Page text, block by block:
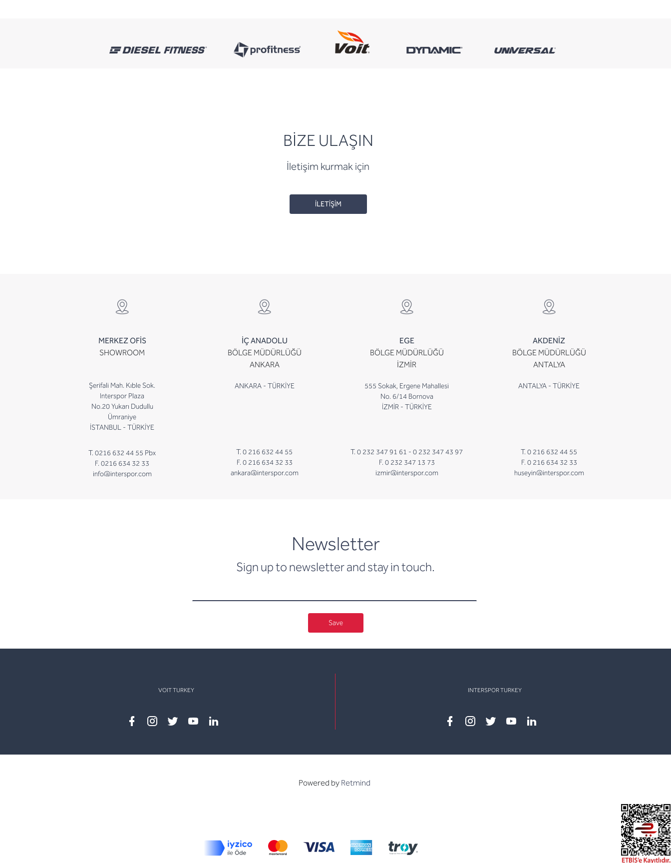
BİZE ULAŞIN
İletişim kurmak için
İLETİŞİM
MERKEZ OFİS
SHOWROOM
Şerifali Mah. Kıble Sok.
Interspor Plaza
No.20 Yukarı Dudullu
Ümraniye
İSTANBUL - TÜRKİYE
T. 0216 632 44 55 Pbx
F. 0216 634 32 33
info@interspor.com
İÇ ANADOLU
BÖLGE MÜDÜRLÜĞÜ
ANKARA
ANKARA - TÜRKİYE
T. 0 216 632 44 55
F. 0 216 634 32 33
ankara@interspor.com
EGE
BÖLGE MÜDÜRLÜĞÜ
İZMİR
555 Sokak, Ergene Mahallesi
No. 6/14 Bornova
İZMİR - TÜRKİYE
T. 0 232 347 91 61 - 0 232 347 43 97
F. 0 232 347 13 73
izmir@interspor.com
AKDENİZ
BÖLGE MÜDÜRLÜĞÜ
ANTALYA
ANTALYA - TÜRKİYE
T. 0 216 632 44 55
F. 0 216 634 32 33
huseyin@interspor.com
Newsletter
Sign up to newsletter and stay in touch.
newsletter
Save
VOIT TURKEY INTERSPOR TURKEY
Powered by Retmind